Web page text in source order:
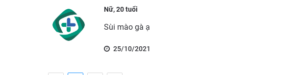
Nữ, 20 tuổi
Sùi mào gà ạ
25/10/2021